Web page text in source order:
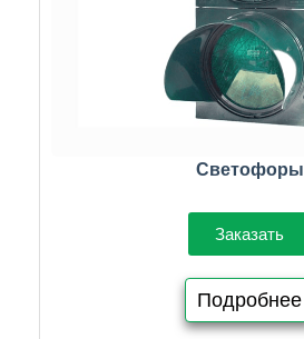
Светофоры
Заказать
Подробнее